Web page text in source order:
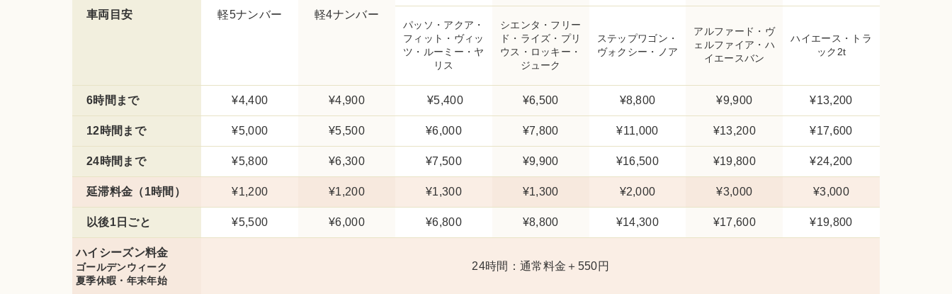
車両目安 軽5ナンバー 軽4ナンバー
パッソ・アクア・
フィット・ヴィッ
ツ・ルーミー・ヤ
リス
シエンタ・フリー
ド・ライズ・プリ
ウス・ロッキー・
ジューク
ステップワゴン・
ヴォクシー・ノア
アルファード・ヴ
ェルファイア・ハ
イエースバン
ハイエース・トラ
ック2t
6時間まで ¥4,400 ¥4,900 ¥5,400 ¥6,500 ¥8,800 ¥9,900 ¥13,200
12時間まで ¥5,000 ¥5,500 ¥6,000 ¥7,800 ¥11,000 ¥13,200 ¥17,600
24時間まで ¥5,800 ¥6,300 ¥7,500 ¥9,900 ¥16,500 ¥19,800 ¥24,200
延滞料金（1時間） ¥1,200 ¥1,200 ¥1,300 ¥1,300 ¥2,000 ¥3,000 ¥3,000
以後1日ごと ¥5,500 ¥6,000 ¥6,800 ¥8,800 ¥14,300 ¥17,600 ¥19,800
ハイシーズン料金
ゴールデンウィーク
夏季休暇・年末年始
24時間：通常料金＋550円